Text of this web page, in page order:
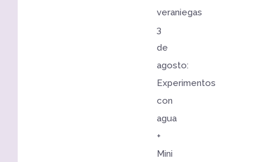
veraniegas
3
de
agosto:
Experimentos
con
agua
+
Mini